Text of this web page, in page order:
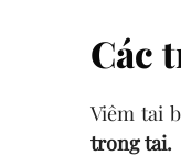
Các
Viêm tai
trong tai.